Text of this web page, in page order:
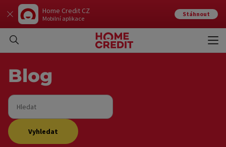
Home Credit CZ
Mobilní aplikace
Stáhnout
Blog
Hledat
Vyhledat